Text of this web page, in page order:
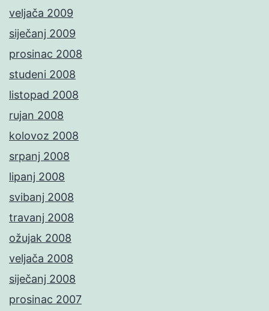
veljača 2009
siječanj 2009
prosinac 2008
studeni 2008
listopad 2008
rujan 2008
kolovoz 2008
srpanj 2008
lipanj 2008
svibanj 2008
travanj 2008
ožujak 2008
veljača 2008
siječanj 2008
prosinac 2007